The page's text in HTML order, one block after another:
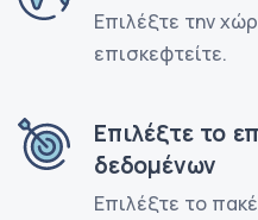
Επιλέξτε την
επισκεφτείτε.
Επιλέξτε το
δεδομένων
Επιλέξτε το